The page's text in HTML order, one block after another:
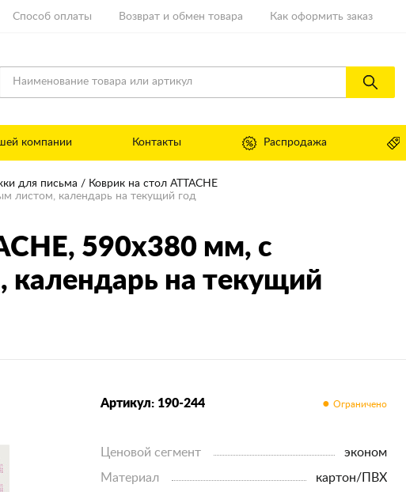
Способ оплаты Возврат и обмен товара Как оформить заказ
компании Контакты Распродажа
для письма
Коврик на стол ATTACHE
листом, календарь на текущий год
, 590x380 мм, с
на текущий
Артикул: 190-244
Ценовой сегмент
эконом
Материал
картон/ПВХ